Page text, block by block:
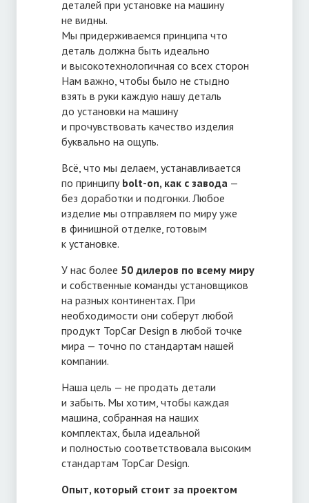
деталей при установке на машину
не видны.
Мы придерживаемся принципа что
деталь должна быть идеально
и высокотехнологичная со всех сторон
Нам важно, чтобы было не стыдно
взять в руки каждую нашу деталь
до установки на машину
и прочувствовать качество изделия
буквально на ощупь.
Всё, что мы делаем, устанавливается
по принципу bolt-on, как с завода —
без доработки и подгонки. Любое
изделие мы отправляем по миру уже
в финишной отделке, готовым
к установке.
У нас более 50 дилеров по всему миру
и собственные команды установщиков
на разных континентах. При
необходимости они соберут любой
продукт TopCar Design в любой точке
мира — точно по стандартам нашей
компании.
Наша цель — не продать детали
и забыть. Мы хотим, чтобы каждая
машина, собранная на наших
комплектах, была идеальной
и полностью соответствовала высоким
стандартам TopCar Design.
Опыт, который стоит за проектом